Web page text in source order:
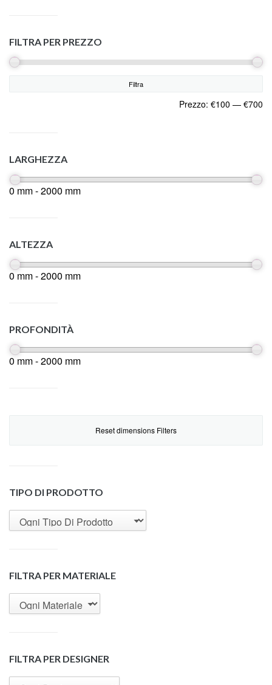
FILTRA PER PREZZO
Filtra
Prezzo: €100 — €700
LARGHEZZA
0 mm - 2000 mm
ALTEZZA
0 mm - 2000 mm
PROFONDITÀ
0 mm - 2000 mm
Reset dimensions Filters
TIPO DI PRODOTTO
FILTRA PER MATERIALE
FILTRA PER DESIGNER